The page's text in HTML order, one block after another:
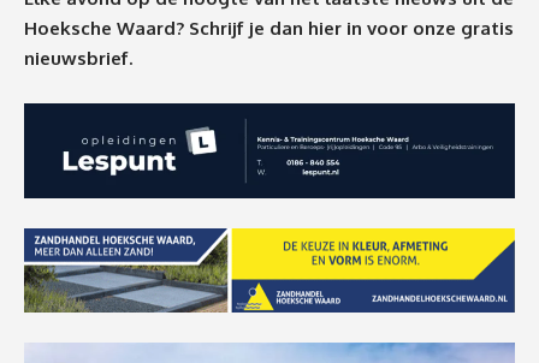
Hoeksche Waard? Schrijf je dan hier in voor onze gratis
nieuwsbrief.